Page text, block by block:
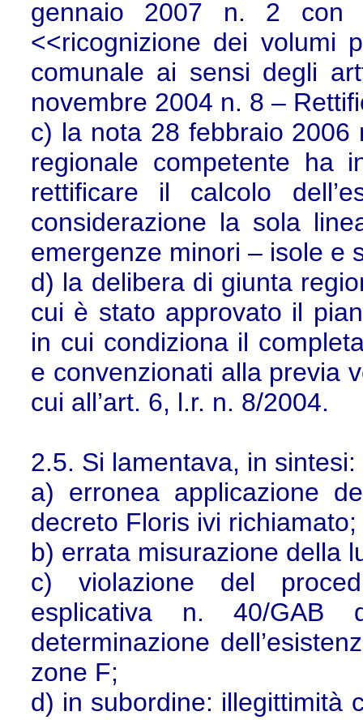
gennaio 2007 n. 2 con
<<ricognizione dei volumi
comunale ai sensi degli
novembre 2004 n. 8 –
c) la nota 28 febbraio 2006
regionale competente ha
rettificare il calcolo
considerazione la sola
emergenze minori – isole e
d) la delibera di giunta
cui è stato approvato il
in cui condiziona il
e convenzionati alla previa
cui all’art. 6, l.r. n. 8/2004.
2.5. Si lamentava, in sintesi:
a) erronea applicazione
decreto Floris ivi richiamato;
b) errata misurazione della
c) violazione del
esplicativa n. 40/
determinazione
zone F;
d) in subordine: illegittimità